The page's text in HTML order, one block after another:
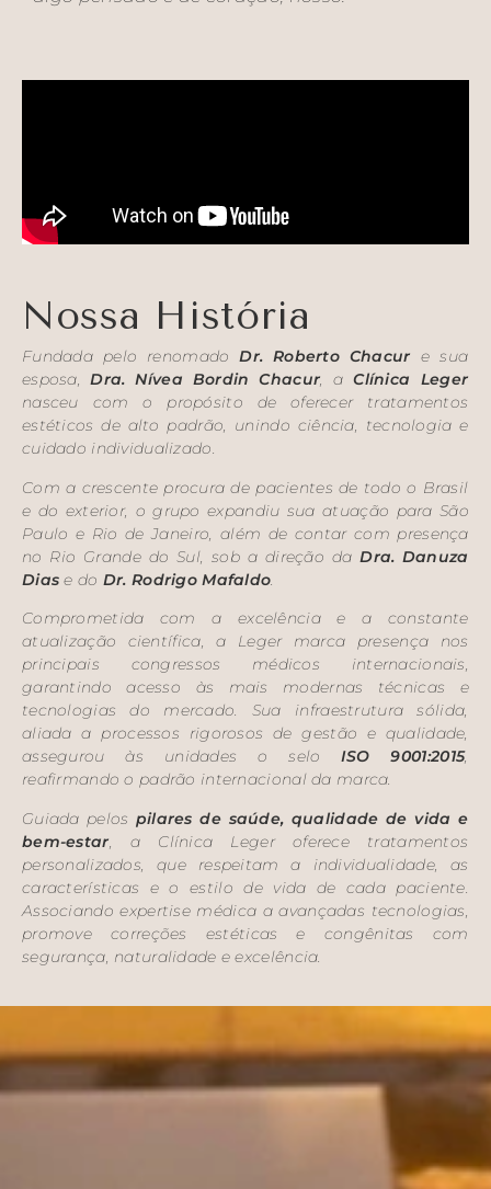
Nossa História
Fundada pelo renomadoDr. Roberto Chacur e sua
esposa,Dra. Nívea Bordin Chacur, aClínica Leger
nasceu com o propósito de oferecer tratamentos
estéticos de alto padrão, unindo ciência, tecnologia e
cuidado individualizado.
Com a crescente procura de pacientes de todo o Brasil
e do exterior, o grupo expandiu sua atuação para São
Paulo e Rio de Janeiro, além de contar com presença
no Rio Grande do Sul, sob a direção daDra. Danuza
Dias e do Dr. Rodrigo Mafaldo.
Comprometida com a excelência e a constante
atualização científica, a Leger marca presença nos
principais congressos médicos internacionais,
garantindo acesso às mais modernas técnicas e
tecnologias do mercado. Sua infraestrutura sólida,
aliada a processos rigorosos de gestão e qualidade,
assegurou às unidades o seloISO 9001:2015,
reafirmando o padrão internacional da marca.
Guiada pelos pilares de saúde, qualidade de vida e
bem-estar , a Clínica Leger oferece tratamentos
personalizados, que respeitam a individualidade, as
características e o estilo de vida de cada paciente.
Associando expertise médica a avançadas tecnologias,
promove correções estéticas e congênitas com
segurança, naturalidade e excelência.